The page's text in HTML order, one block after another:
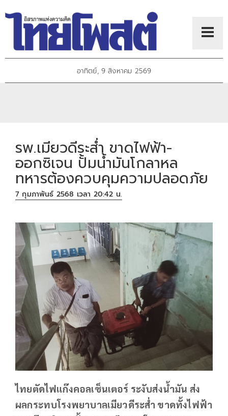
อาทิตย์, 9 สิงหาคม 2569
รพ.เมียวดีระส่ำ ขาดไฟฟ้า-
ออกซิเจน ปั้มน้ำมันโกลาหล
ทหารต้องควบคุมความปลอดภัย
7 กุมภาพันธ์ 2568 เวลา 20:42 น.
ไทยตัดไฟแก๊งคอลเซ็นเตอร์ ระงับส่งน้ำมัน ส่ง
ผลกระทบโรงพยาบาลเมียวดีระส่ำ ขาดทั้งไฟฟ้า